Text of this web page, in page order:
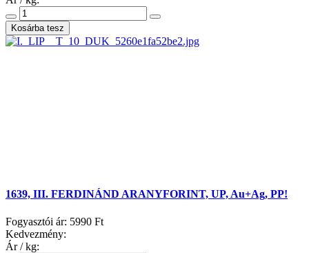
1639, III. FERDINÁND ARANYFORINT, UP, Au+Ag, PP!
Fogyasztói ár: 5990 Ft
Kedvezmény:
Ár / kg: